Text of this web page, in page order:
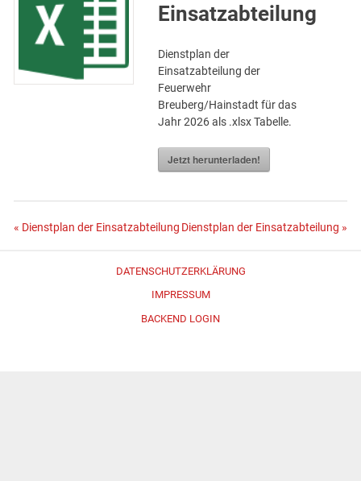
Einsatzabteilung
Dienstplan der
Einsatzabteilung der
Feuerwehr
Breuberg/Hainstadt für das
Jahr 2026 als .xlsx Tabelle.
Jetzt herunterladen!
Beitragsnavigation
« Dienstplan der Einsatzabteilung Dienstplan der Einsatzabteilung »
DATENSCHUTZERKLÄRUNG
IMPRESSUM
BACKEND LOGIN